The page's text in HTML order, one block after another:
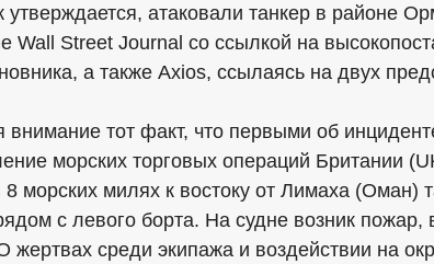
атаковали танкер в районе
Wall Street Journal со ссылкой на
а также Axios, ссылаясь на двух
тот факт, что первыми об
морских торговых операций Британии
морских милях к востоку от Лимаха (Оман)
с левого борта. На судне возник пожар,
жертвах среди экипажа и воздействии на